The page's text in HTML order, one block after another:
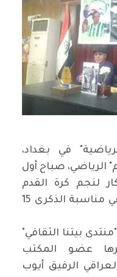
في بغداد،
الرياضي، صباح أول
لنجم كرة القدم
العراقية، الراحل عبد كاظم، في مناسبة الذكرى 15
بيتنا الثقافي"
عضو المكتب
الرفيق أيوب